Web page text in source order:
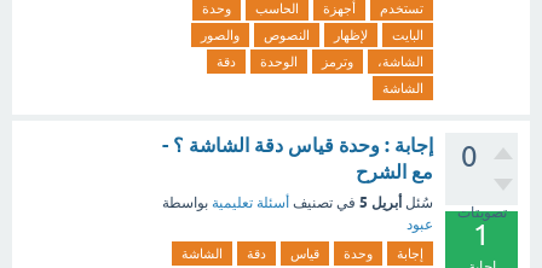
تستخدم أجهزة الحاسب
وحدة
البايت
لإظهار النصوص
والصور
الشاشة،
وترمز الوحدة
دقة
الشاشة
0
تصويتات
1
إجابة : وحدة قياس دقة الشاشة ؟ -
مع الشرح
سُئل أبريل 5 في تصنيف أسئلة تعليمية بواسطة
عبود
إجابة وحدة قياس دقة الشاشة